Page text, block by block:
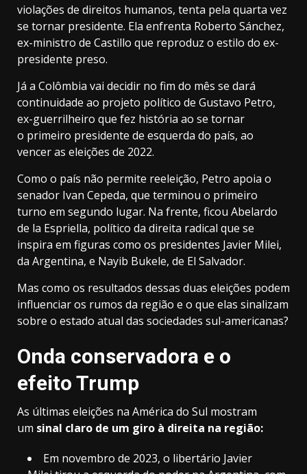
violações de direitos humanos, tenta pela quarta vez
se tornar presidente. Ela enfrenta Roberto Sánchez,
ex-ministro de Castillo que reproduz o estilo do ex-
presidente preso.
Já a Colômbia vai decidir no fim do mês se dará
continuidade ao projeto político de Gustavo Petro,
ex-guerrilheiro que fez história ao se tornar
o primeiro presidente de esquerda do país, ao
vencer as eleições de 2022.
Como o país não permite reeleição, Petro apoia o
senador Ivan Cepeda, que terminou o primeiro
turno em segundo lugar. Na frente, ficou Abelardo
de la Espriella, político da direita radical que se
inspira em figuras como os presidentes Javier Milei,
da Argentina, e Nayib Bukele, de El Salvador.
Mas como os resultados dessas duas eleições podem
influenciar os rumos da região e o que elas sinalizam
sobre o estado atual das sociedades sul-americanas?
Onda conservadora e o
efeito Trump
As últimas eleições na América do Sul mostram
um sinal claro de um giro à direita na região:
Em novembro de 2023, o libertário Javier